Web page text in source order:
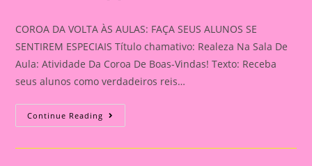
COROA DA VOLTA ÀS AULAS: FAÇA SEUS ALUNOS SE
SENTIREM ESPECIAIS Título chamativo: Realeza Na Sala De
Aula: Atividade Da Coroa De Boas-Vindas! Texto: Receba
seus alunos como verdadeiros reis…
Continue Reading COROA
DA